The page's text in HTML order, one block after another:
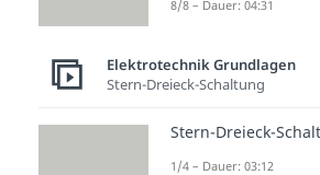
erzeugt wird, in
umgewandelt.
8/8 – Dauer: 04:31
Elektrotechnik Grundlagen
Stern-Dreieck-Schaltung
Stern-Dreieck-
1/4 – Dauer: 03:12